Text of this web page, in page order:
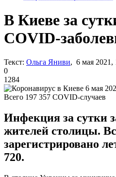
В Киеве за
COVID-
Текст: Ольга Яниви, 6 мая 2021,
0
1284
Всего 197 357 COVID-случаев
Инфекция за сутки
жителей столицы.
зарегистрировано
720.